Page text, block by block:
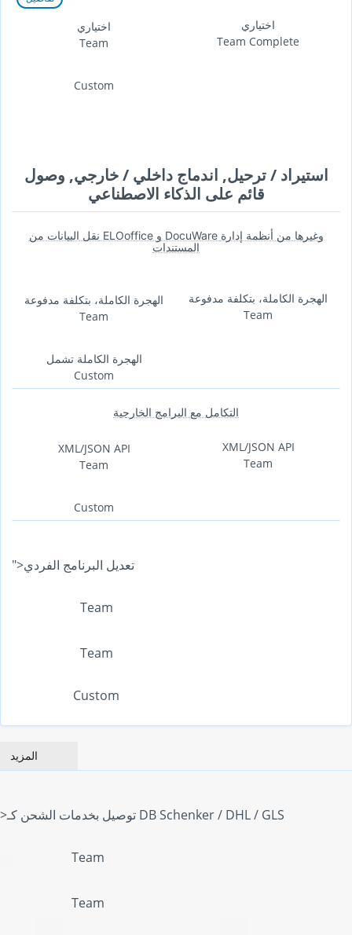
اختياري
Team
اختياري
Team Complete
Custom
استيراد / ترحيل, اندماج داخلي / خارجي, وصول
قائم على الذكاء الاصطناعي
نقل البيانات من ELOoffice و DocuWare وغيرها من أنظمة إدارة
المستندات
الهجرة الكاملة، بتكلفة مدفوعة
Team
الهجرة الكاملة، بتكلفة مدفوعة
Team
الهجرة الكاملة تشمل
Custom
التكامل مع البرامج الخارجية
XML/JSON API
Team
XML/JSON API
Team
Custom
">تعديل البرنامج الفردي
Team
Team
Custom
المزيد
">توصيل بخدمات الشحن كـ DB Schenker / DHL / GLS
Team
Team